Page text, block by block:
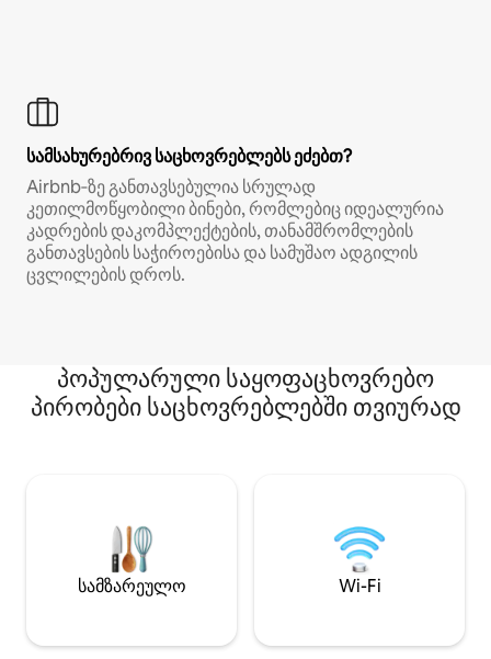
სამსახურებრივ საცხოვრებლებს ეძებთ?
Airbnb‑ზე განთავსებულია სრულად
კეთილმოწყობილი ბინები, რომლებიც იდეალურია
კადრების დაკომპლექტების, თანამშრომლების
განთავსების საჭიროებისა და სამუშაო ადგილის
ცვლილების დროს.
პოპულარული საყოფაცხოვრებო
პირობები საცხოვრებლებში თვიურად
სამზარეულო Wi-Fi